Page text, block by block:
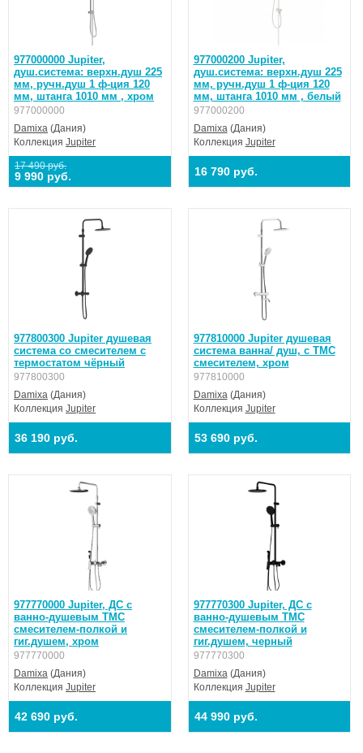
977000000 Jupiter,
душ.система: верхн.душ 225
мм, ручн.душ 1 ф-ция 120
мм, штанга 1010 мм , хром
977000000
Damixa (Дания)
Коллекция Jupiter
17 490 руб.
9 990 руб.
977000200 Jupiter,
душ.система: верхн.душ 225
мм, ручн.душ 1 ф-ция 120
мм, штанга 1010 мм , белый
977000200
Damixa(Дания)
Коллекция Jupiter
16 790 руб.
977800300 Jupiter душевая
система со смесителем с
термостатом чёрный
977800300
Damixa (Дания)
Коллекция Jupiter
36 190 руб.
977810000 Jupiter душевая
система ванна/ душ, с ТМС
смесителем, хром
977810000
Damixa(Дания)
Коллекция Jupiter
53 690 руб.
977770000 Jupiter, ДС с
ванно-душевым ТМС
смесителем-полкой и
гиг.душем, хром
977770000
Damixa (Дания)
Коллекция Jupiter
42 690 руб.
977770300 Jupiter, ДС с
ванно-душевым ТМС
смесителем-полкой и
гиг.душем, черный
977770300
Damixa(Дания)
Коллекция Jupiter
44 990 руб.